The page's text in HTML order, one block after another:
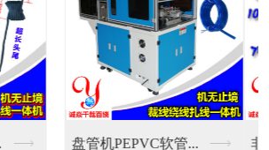
非标订制光栅安全防护... 盘管机PEPVC软管...